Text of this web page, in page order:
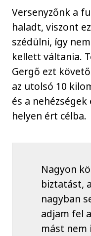
Versenyzőnk a
haladt, viszont
szédülni, így
kellett váltania.
Gergő ezt
az utolsó 10
és a
helyen ért célba.
Nagyon
biztatást,
nagyban
adjam fel
mást nem